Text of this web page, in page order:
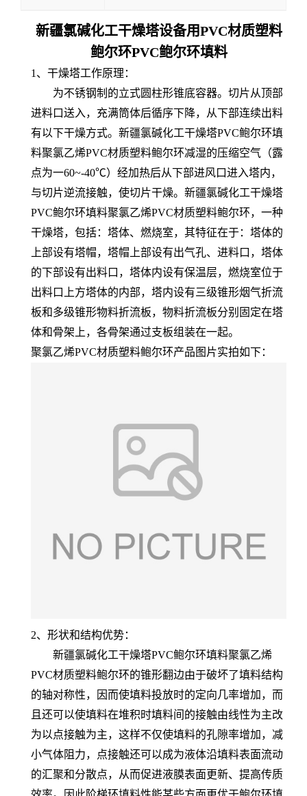
新疆氯碱化工干燥塔设备用PVC材质塑料
鲍尔环PVC鲍尔环填料
1、干燥塔工作原理：
为不锈钢制的立式圆柱形锥底容器。切片从顶部
进料口送入，充满筒体后循序下降，从下部连续出料
有以下干燥方式。新疆氯碱化工干燥塔PVC鲍尔环填
料聚氯乙烯PVC材质塑料鲍尔环减湿的压缩空气（露
点为一60~-40℃）经加热后从下部进风口进入塔内，
与切片逆流接触，使切片干燥。新疆氯碱化工干燥塔
PVC鲍尔环填料聚氯乙烯PVC材质塑料鲍尔环，一种
干燥塔，包括：塔体、燃烧室，其特征在于：塔体的
上部设有塔帽，塔帽上部设有出气孔、进料口，塔体
的下部设有出料口，塔体内设有保温层，燃烧室位于
出料口上方塔体的内部，塔内设有三级锥形烟气折流
板和多级锥形物料折流板，物料折流板分别固定在塔
体和骨架上，各骨架通过支板组装在一起。
聚氯乙烯PVC材质塑料鲍尔环产品图片实拍如下：
2、形状和结构优势：
新疆氯碱化工干燥塔PVC鲍尔环填料聚氯乙烯
PVC材质塑料鲍尔环的锥形翻边由于破坏了填料结构
的轴对称性，因而使填料投放时的定向几率增加，而
且还可以使填料在堆积时填料间的接触由线性为主改
为以点接触为主，这样不仅使填料的孔隙率增加，减
小气体阻力，点接触还可以成为液体沿填料表面流动
的汇聚和分散点，从而促进液膜表面更新、提高传质